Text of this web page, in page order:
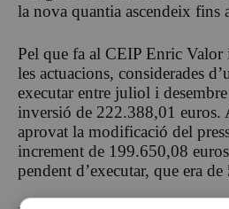
la nova quantia ascendeix fins
Pel que fa al CEIP Enric Valor
les actuacions, considerades
executar entre juliol i
inversió de 222.388,01 euros.
aprovat la modificació del
increment de 199.650,08
pendent d’executar, que era